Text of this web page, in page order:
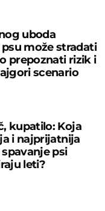
uboda
može stradati
prepoznati rizik i
scenario
kupatilo: Koja
i najprijatnija
psi
leti?